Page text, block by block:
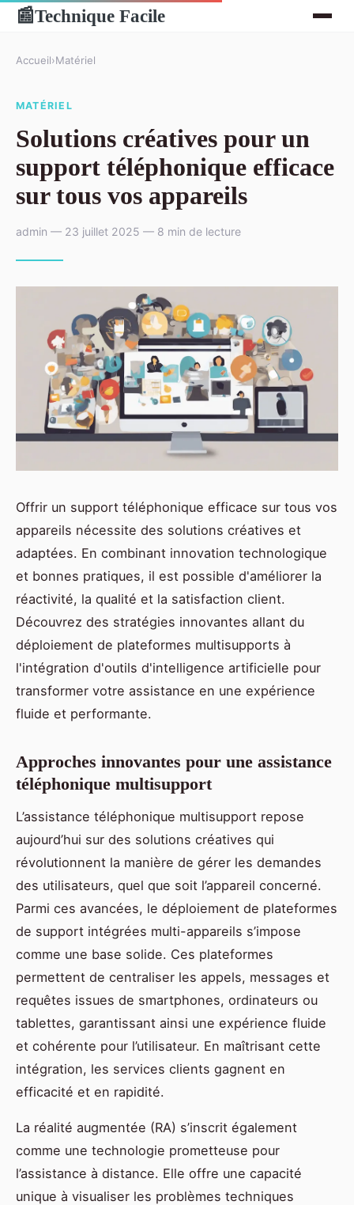
📰Technique Facile
Accueil›Matériel
MATÉRIEL
Solutions créatives pour un
support téléphonique efficace
sur tous vos appareils
admin — 23 juillet 2025 — 8 min de lecture
Offrir un support téléphonique efficace sur tous vos
appareils nécessite des solutions créatives et
adaptées. En combinant innovation technologique
et bonnes pratiques, il est possible d'améliorer la
réactivité, la qualité et la satisfaction client.
Découvrez des stratégies innovantes allant du
déploiement de plateformes multisupports à
l'intégration d'outils d'intelligence artificielle pour
transformer votre assistance en une expérience
fluide et performante.
Approches innovantes pour une assistance
téléphonique multisupport
L’assistance téléphonique multisupport repose
aujourd’hui sur des solutions créatives qui
révolutionnent la manière de gérer les demandes
des utilisateurs, quel que soit l’appareil concerné.
Parmi ces avancées, le déploiement de plateformes
de support intégrées multi-appareils s’impose
comme une base solide. Ces plateformes
permettent de centraliser les appels, messages et
requêtes issues de smartphones, ordinateurs ou
tablettes, garantissant ainsi une expérience fluide
et cohérente pour l’utilisateur. En maîtrisant cette
intégration, les services clients gagnent en
efficacité et en rapidité.
La réalité augmentée (RA) s’inscrit également
comme une technologie prometteuse pour
l’assistance à distance. Elle offre une capacité
unique à visualiser les problèmes techniques